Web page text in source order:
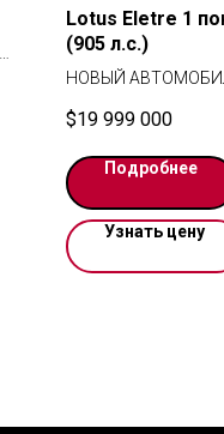
Lotus Eletre 1
(905 л.с.)
НОВЫЙ
МАКСИМАЛЬНАЯ
МЕСТ
ЭПТС
$19 999 000
Подробнее
Узнать цену